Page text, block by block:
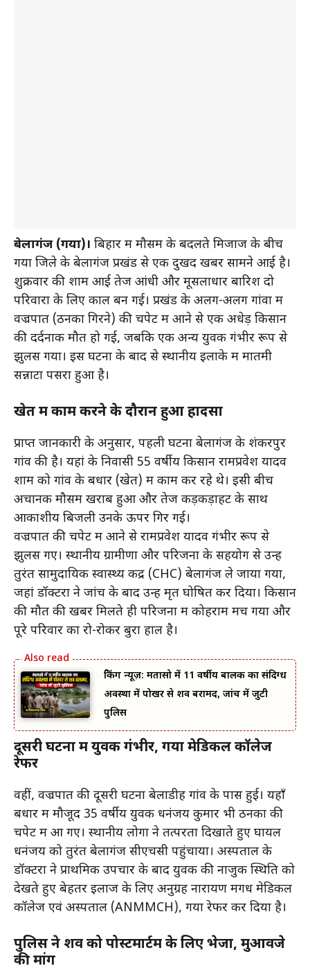
बेलागंज (गया)। बिहार में मौसम के बदलते मिजाज के बीच
गया जिले के बेलागंज प्रखंड से एक दुखद खबर सामने आई है।
शुक्रवार की शाम आई तेज आंधी और मूसलाधार बारिश दो
परिवारों के लिए काल बन गई। प्रखंड के अलग-अलग गांवों में
वज्रपात (ठनका गिरने) की चपेट में आने से एक अधेड़ किसान
की दर्दनाक मौत हो गई, जबकि एक अन्य युवक गंभीर रूप से
झुलस गया। इस घटना के बाद से स्थानीय इलाके में मातमी
सन्नाटा पसरा हुआ है।
खेत में काम करने के दौरान हुआ हादसा
प्राप्त जानकारी के अनुसार, पहली घटना बेलागंज के शंकरपुर
गांव की है। यहां के निवासी 55 वर्षीय किसान रामप्रवेश यादव
शाम को गांव के बधार (खेत) में काम कर रहे थे। इसी बीच
अचानक मौसम खराब हुआ और तेज कड़कड़ाहट के साथ
आकाशीय बिजली उनके ऊपर गिर गई।
वज्रपात की चपेट में आने से रामप्रवेश यादव गंभीर रूप से
झुलस गए। स्थानीय ग्रामीणों और परिजनों के सहयोग से उन्हें
तुरंत सामुदायिक स्वास्थ्य केंद्र (CHC) बेलागंज ले जाया गया,
जहां डॉक्टरों ने जांच के बाद उन्हें मृत घोषित कर दिया। किसान
की मौत की खबर मिलते ही परिजनों में कोहराम मच गया और
पूरे परिवार का रो-रोकर बुरा हाल है।
ब्रेकिंग न्यूज़: मतासो में 11 वर्षीय बालक का संदिग्ध
अवस्था में पोखर से शव बरामद, जांच में जुटी
पुलिस
दूसरी घटना में युवक गंभीर, गया मेडिकल कॉलेज
रेफर
वहीं, वज्रपात की दूसरी घटना बेलाडीह गांव के पास हुई। यहाँ
बधार में मौजूद 35 वर्षीय युवक धनंजय कुमार भी ठनका की
चपेट में आ गए। स्थानीय लोगों ने तत्परता दिखाते हुए घायल
धनंजय को तुरंत बेलागंज सीएचसी पहुंचाया। अस्पताल के
डॉक्टरों ने प्राथमिक उपचार के बाद युवक की नाजुक स्थिति को
देखते हुए बेहतर इलाज के लिए अनुग्रह नारायण मगध मेडिकल
कॉलेज एवं अस्पताल (ANMMCH), गया रेफर कर दिया है।
पुलिस ने शव को पोस्टमार्टम के लिए भेजा, मुआवजे
की मांग